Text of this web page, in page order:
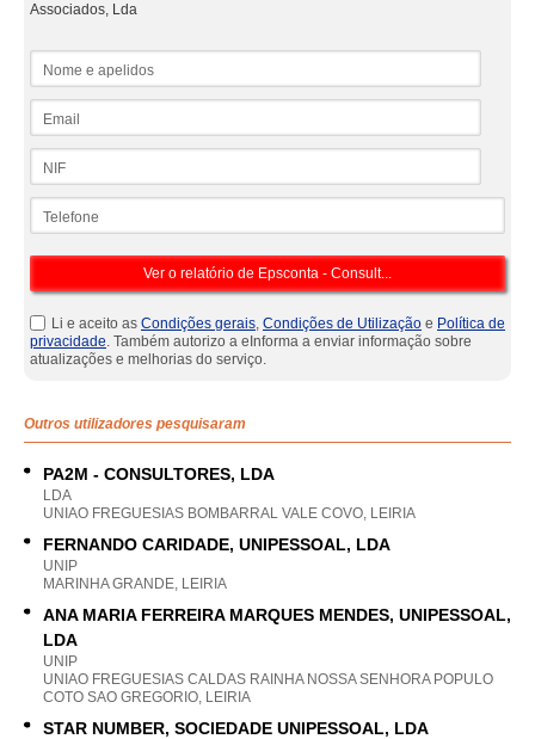
Associados, Lda
Li e aceito as Condições gerais, Condições de Utilização e Política de
privacidade. Também autorizo a eInforma a enviar informação sobre
atualizações e melhorias do serviço.
Outros utilizadores pesquisaram
PA2M - CONSULTORES, LDA
LDA
UNIAO FREGUESIAS BOMBARRAL VALE COVO, LEIRIA
FERNANDO CARIDADE, UNIPESSOAL, LDA
UNIP
MARINHA GRANDE, LEIRIA
ANA MARIA FERREIRA MARQUES MENDES, UNIPESSOAL,
LDA
UNIP
UNIAO FREGUESIAS CALDAS RAINHA NOSSA SENHORA POPULO
COTO SAO GREGORIO, LEIRIA
STAR NUMBER, SOCIEDADE UNIPESSOAL, LDA